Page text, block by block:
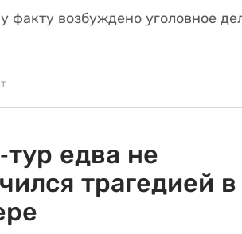
факту возбуждено уголовное
едва не
трагедией в